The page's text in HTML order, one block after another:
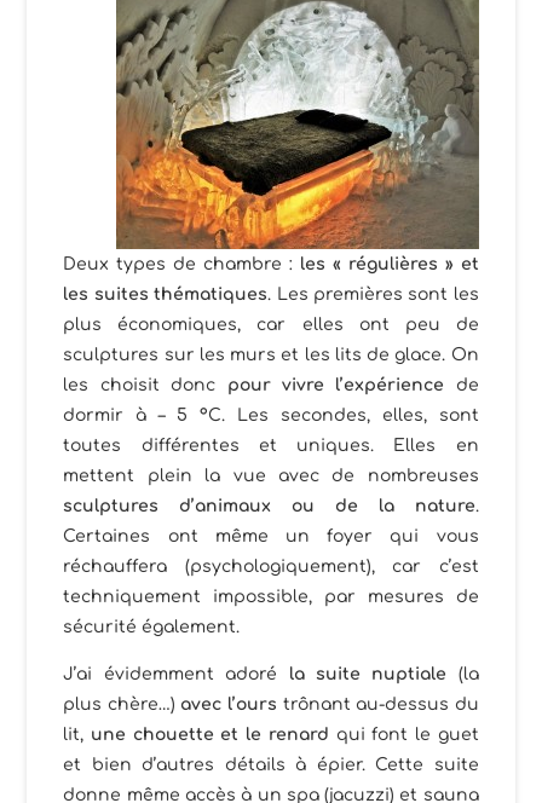
Deux types de chambre : les « régulières » et
les suites thématiques. Les premières sont les
plus économiques, car elles ont peu de
sculptures sur les murs et les lits de glace. On
les choisit donc pour vivre l’expérience de
dormir à – 5 °C. Les secondes, elles, sont
toutes différentes et uniques. Elles en
mettent plein la vue avec de nombreuses
sculptures d’animaux ou de la nature.
Certaines ont même un foyer qui vous
réchauffera (psychologiquement), car c’est
techniquement impossible, par mesures de
sécurité également.
J’ai évidemment adoré la suite nuptiale (la
plus chère…) avec l’ours trônant au-dessus du
lit, une chouette et le renard qui font le guet
et bien d’autres détails à épier. Cette suite
donne même accès à un spa (jacuzzi) et sauna